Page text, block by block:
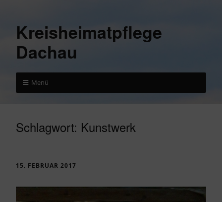
Kreisheimatpflege
Dachau
Menü
Schlagwort: Kunstwerk
15. FEBRUAR 2017